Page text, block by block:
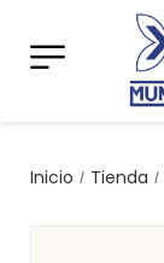
Inicio / Tienda /